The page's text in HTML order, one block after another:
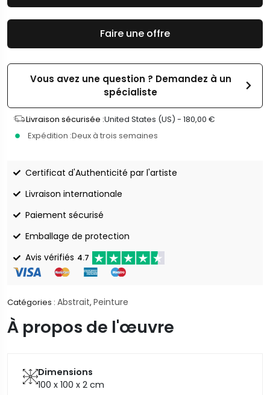
Faire une offre
Vous avez une question ? Demandez à un
spécialiste
Livraison sécurisée :United States (US) - 180,00 €
Expédition :Deux à trois semaines
Certificat d'Authenticité par l'artiste
Livraison internationale
Paiement sécurisé
Emballage de protection
Avis vérifiés 4.7
Catégories : Abstrait, Peinture
À propos de l'œuvre
Dimensions
100 x 100 x 2 cm